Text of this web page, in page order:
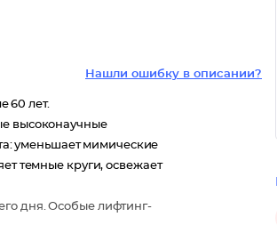
Нашли ошибку в описании?
60 лет.
высоконаучные
уменьшает мимические
темные круги, освежает
дня. Особые лифтинг-